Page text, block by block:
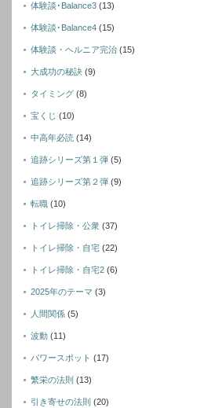
体験談･Balance3 (13)
体験談･Balance4 (15)
体験談・ヘルニア完治 (15)
大成功の秘訣 (9)
タイミング (8)
宝くじ (10)
中高年必読 (14)
追跡シリーズ第１弾 (5)
追跡シリーズ第２弾 (9)
転職 (10)
トイレ掃除・公衆 (37)
トイレ掃除・自宅 (22)
トイレ掃除・自宅2 (6)
2025年のテーマ (3)
人間関係 (5)
波動 (11)
パワースポット (17)
繁栄の法則 (13)
引き寄せの法則 (20)